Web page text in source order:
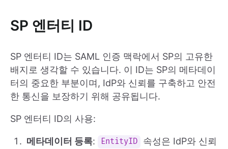
SP 엔터티 ID
SP 엔터티 ID는 SAML 인증 맥락에서 SP의 고유한
배지로 생각할 수 있습니다. 이 ID는 SP의 메타데이
터의 중요한 부분이며, IdP와 신뢰를 구축하고 안전
한 통신을 보장하기 위해 공유됩니다.
SP 엔터티 ID의 사용:
메타데이터 등록: EntityID
속성은 IdP와 신뢰